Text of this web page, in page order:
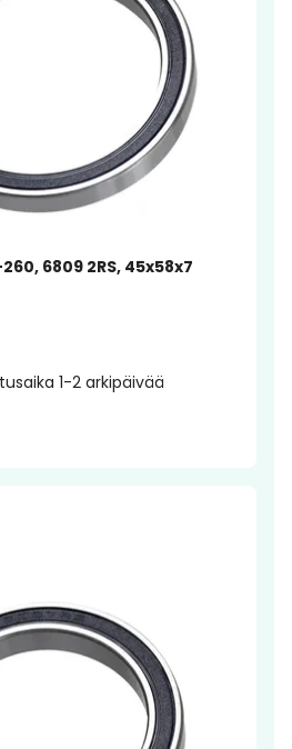
Laakeri UNION CB-260, 6809 2RS, 45x58x7
1-2 arkipäivää